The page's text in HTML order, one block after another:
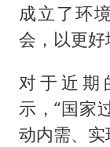
成立了环
会，以更好
对于近期
示，“国家
动内需、实